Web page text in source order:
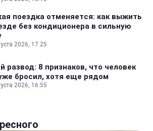
поездка отменяется: как выжить
без кондиционера в сильную
2026, 17:25
развод: 8 признаков, что человек
бросил, хотя еще рядом
2026, 16:55